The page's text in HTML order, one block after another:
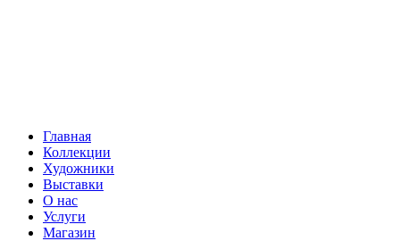
Главная
Коллекции
Художники
Выставки
О нас
Услуги
Магазин